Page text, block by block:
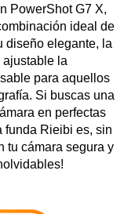
PowerShot G7 X,
ideal de
diseño elegante, la
la
para aquellos
Si buscas una
en perfectas
funda Rieibi es, sin
tu cámara segura y